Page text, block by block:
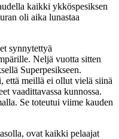
kaikki ykköspesiksen
oli aika lunastaa
synnytettyä
Neljä vuotta sitten
Superpesikseen.
että meillä ei ollut vielä siinä
vaadittavassa kunnossa.
Se toteutui viime kauden
ovat kaikki pelaajat